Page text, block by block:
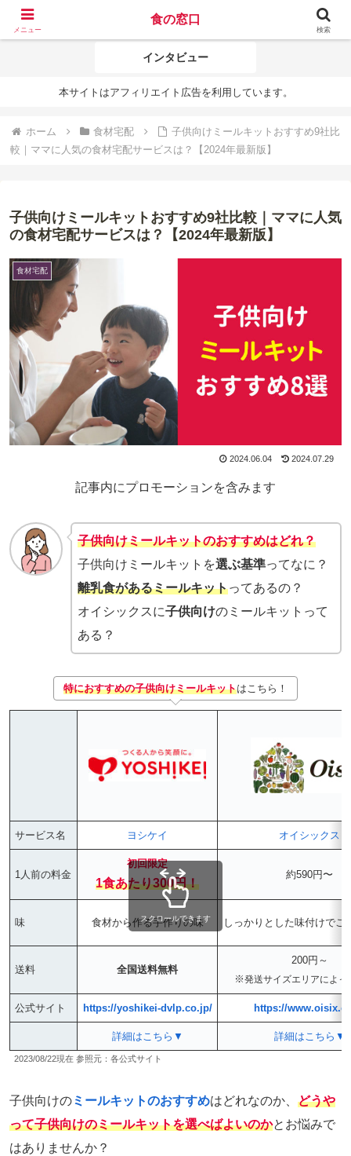
インタビュー
本サイトはアフィリエイト広告を利用しています。
ホーム 食材宅配
子供向けミールキットおすすめ9社比
較｜ママに人気の食材宅配サービスは？【2024年最新版】
子供向けミールキットおすすめ9社比較｜ママに人気
の食材宅配サービスは？【2024年最新版】
食材宅配
2024.06.04 2024.07.29
記事内にプロモーションを含みます
子供向けミールキットのおすすめはどれ？
子供向けミールキットを選ぶ基準ってなに？
離乳食があるミールキットってあるの？
オイシックスに子供向けのミールキットって
ある？
特におすすめの子供向けミールキットはこちら！
サービス名 ヨシケイ オイシックス
1人前の料金
初回限定
1食あたり300円！
約590円〜
味 食材から作る手作りの味 しっかりとした味付けでご
送料 全国送料無料
200円～
※発送サイズエリアによっ
公式サイト https://yoshikei-dvlp.co.jp/ https://
詳細はこちら▼ 詳細はこちら▼
スクロールできます
2023/08/22現在 参照元：各公式サイト
子供向けのミールキットのおすすめはどれなのか、 どうや
って子供向けのミールキットを選べばよいのかとお悩みで
はありませんか？
メニュー
食の窓口
検索